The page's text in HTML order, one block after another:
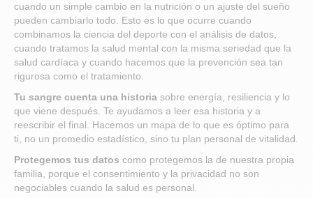
cuando un simple cambio en la nutrición o un ajuste del sueño
pueden cambiarlo todo. Esto es lo que ocurre cuando
combinamos la ciencia del deporte con el análisis de datos,
cuando tratamos la salud mental con la misma seriedad que la
salud cardíaca y cuando hacemos que la prevención sea tan
rigurosa como el tratamiento.
Tu sangre cuenta una historia sobre energía, resiliencia y lo
que viene después. Te ayudamos a leer esa historia y a
reescribir el final. Hacemos un mapa de lo que es óptimo para
ti, no un promedio estadístico, sino tu plan personal de vitalidad.
Protegemos tus datos como protegemos la de nuestra propia
familia, porque el consentimiento y la privacidad no son
negociables cuando la salud es personal.